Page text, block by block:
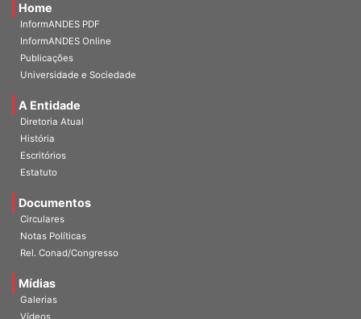
Home
InformANDES PDF
InformANDES Online
Publicações
A Entidade
Diretoria Atual
História
Escritórios
Documentos
Circulares
Notas Políticas
Mídias
Galerias